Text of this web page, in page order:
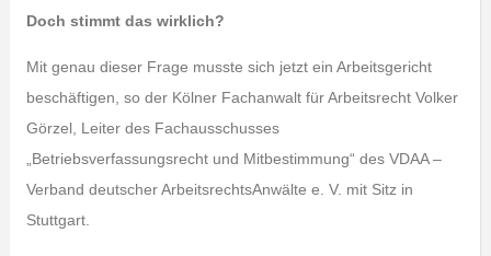
Doch stimmt das wirklich?
Mit genau dieser Frage musste sich jetzt ein Arbeitsgericht
beschäftigen, so der Kölner Fachanwalt für Arbeitsrecht Volker
Görzel, Leiter des Fachausschusses
„Betriebsverfassungsrecht und Mitbestimmung“ des VDAA –
Verband deutscher ArbeitsrechtsAnwälte e. V. mit Sitz in
Stuttgart.